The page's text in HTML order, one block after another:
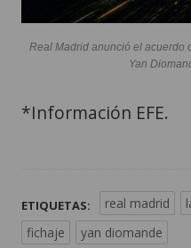
Real Madrid anunció el acuerdo
Yan
*Información EFE.
ETIQUETAS: real madrid
fichaje
yan diomande